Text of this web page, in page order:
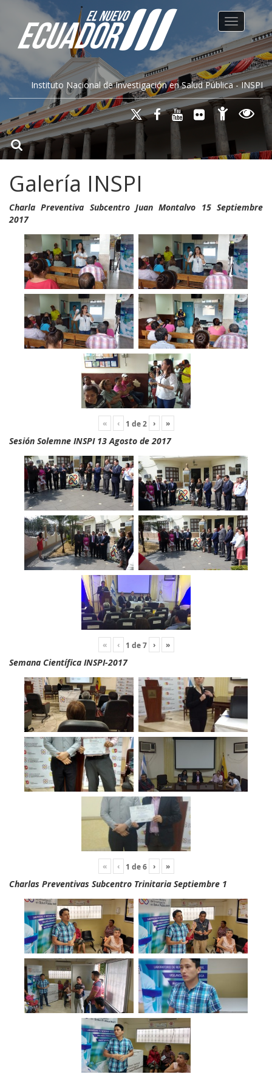
Instituto Nacional de Investigación en Salud Pública - INSPI
Toggle
Galería INSPI
Charla Preventiva Subcentro Juan Montalvo 15 Septiembre
2017
« ‹ 1 de2 › »
Sesión Solemne INSPI 13 Agosto de 2017
« ‹ 1 de7 › »
Semana Científica INSPI-2017
« ‹ 1 de6 › »
Charlas Preventivas Subcentro Trinitaria Septiembre 1